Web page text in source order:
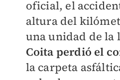
oficial, el
altura del
una unidad de la
Coita perdió el
la carpeta